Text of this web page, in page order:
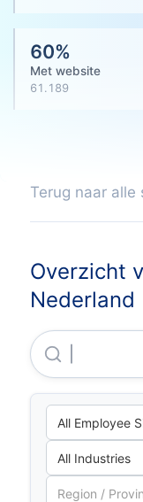
60%
Met website
61.189
Terug naar alle
Overzicht
Nederland